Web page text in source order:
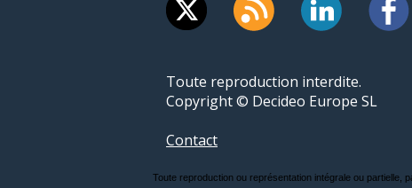
Toute reproduction interdite.
Copyright © Decideo Europe SL
Contact
Toute reproduction ou représentation intégrale ou partielle,